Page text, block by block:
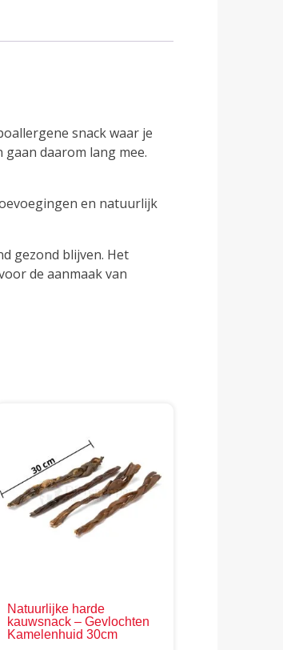
snack waar je
daarom lang mee.
en natuurlijk
gezond blijven. Het
de aanmaak van
Natuurlijke harde
kauwsnack – Gevlochten
Kamelenhuid 30cm